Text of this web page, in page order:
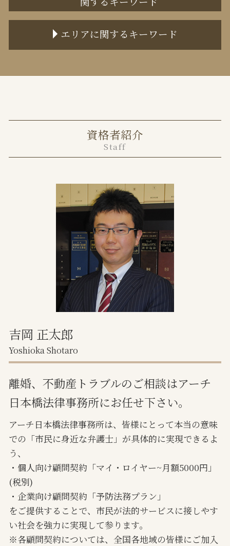
協議離婚 証人
財産分与 退職金
離婚協議
養育費 公正証書
離婚届 必要書類
離婚裁判 弁護士費用
離婚調停 流れ
離婚調停 費用 どちらが払う
離婚 話し合い 進まない
調停離婚 期間
離婚裁判 流れ
家賃滞納 保証会社
不動産トラブル 事例
不動産 トラブル 多い
任意売却 不動産会社
任意売却とは
任意売却 メリット
家賃滞納 裁判
土地境界トラブル 越境
境界トラブル
不動産売買 トラブル 弁護士
境界トラブル 相談
任意売却 流れ 期間
任意売却 方法
エリアに関するキーワード
港区 離婚 弁護士
中央区 離婚 弁護士
目黒区 離婚 弁護士
港区 不動産トラブル 弁護士
資格者紹介
Staff
吉岡 正太郎
Yoshioka Shotaro
離婚、不動産トラブルのご相談はアーチ
日本橋法律事務所にお任せ下さい。
アーチ日本橋法律事務所は、皆様にとって本当の意味
での「市民に身近な弁護士」が具体的に実現できるよ
う、
・個人向け顧問契約「マイ・ロイヤー~月額5000円」
(税別)
・企業向け顧問契約「予防法務プラン」
をご提供することで、市民が法的サービスに接しやす
い社会を強力に実現して参ります。
※各顧問契約については、全国各地域の皆様にご加入